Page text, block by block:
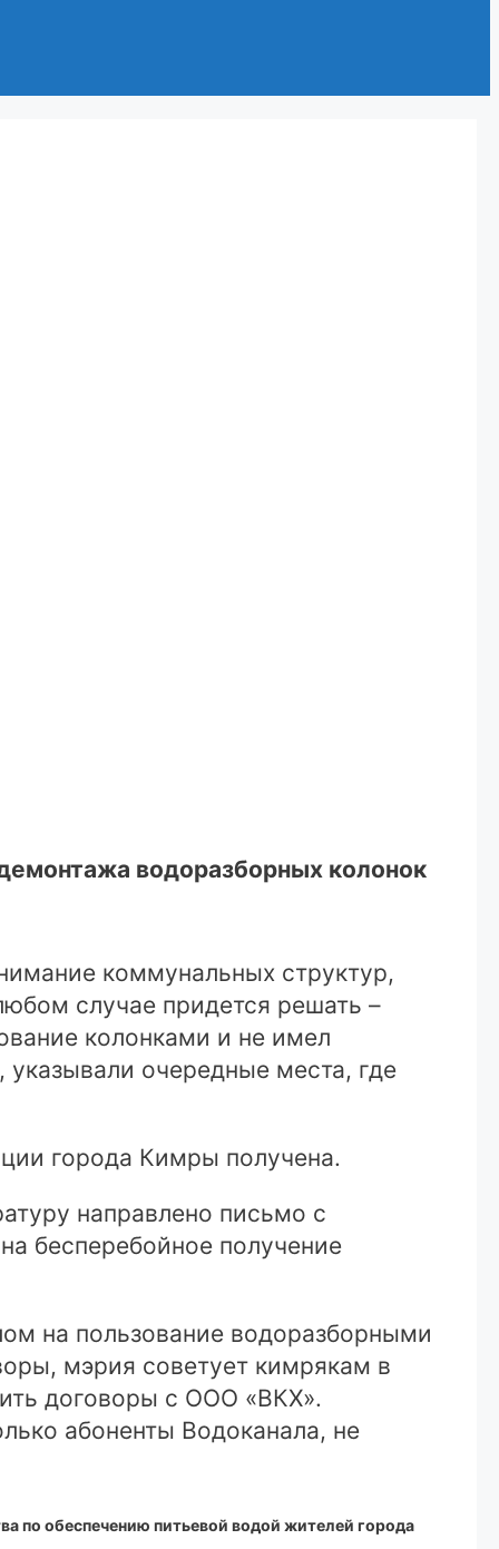
водоразборных колонок
коммунальных структур,
случае придется решать –
колонками и не имел
очередные места, где
города Кимры получена.
направлено письмо с
бесперебойное получение
на пользование водоразборными
мэрия советует кимрякам в
договоры с ООО «ВКХ».
абоненты Водоканала, не
по обеспечению питьевой водой жителей города